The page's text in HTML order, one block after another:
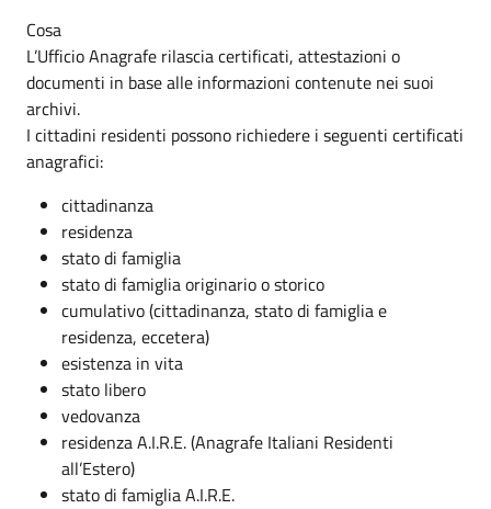
Cosa
L’Ufficio Anagrafe rilascia certificati, attestazioni o
documenti in base alle informazioni contenute nei suoi
archivi.
I cittadini residenti possono richiedere i seguenti certificati
anagrafici:
cittadinanza
residenza
stato di famiglia
stato di famiglia originario o storico
cumulativo (cittadinanza, stato di famiglia e
residenza, eccetera)
esistenza in vita
stato libero
vedovanza
residenza A.I.R.E. (Anagrafe Italiani Residenti
all’Estero)
stato di famiglia A.I.R.E.